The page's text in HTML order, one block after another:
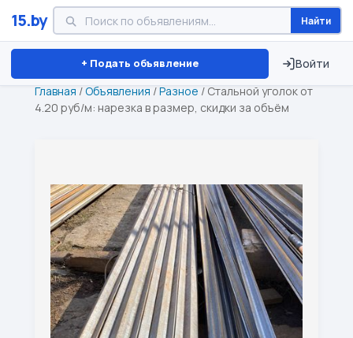
15.by Найти
+ Подать объявление Войти
Минск Витебск Брест ⏱ ТОЛЬКО 15 ДНЕЙ
Главная /Объявления /Разное / Стальной уголок от
4.20 руб/м: нарезка в размер, скидки за объём